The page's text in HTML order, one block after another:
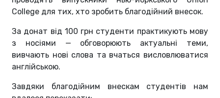
College для тих, хто зробить благодійний внесок.
За донат від 100 грн студенти практикують мову
з носіями — обговорюють актуальні теми,
вивчають нові слова та вчаться висловлюватися
англійською.
Завдяки благодійним внескам студентів нам